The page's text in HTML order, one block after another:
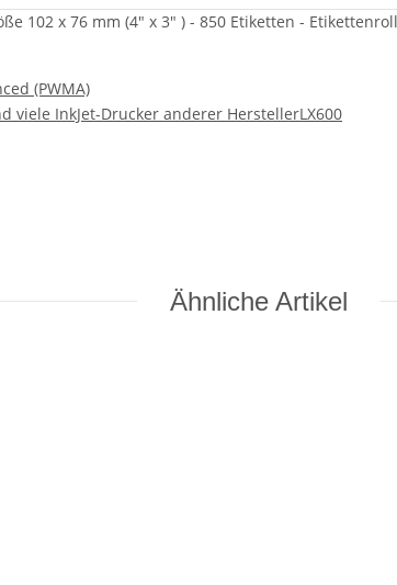
102 x 76 mm (4" x 3" ) - 850 Etiketten -
(PWMA)
viele InkJet-Drucker anderer HerstellerLX600
Ähnliche Artikel